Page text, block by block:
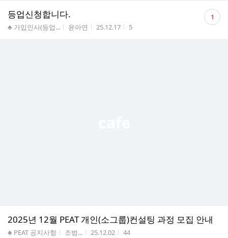
등업신청합니다.
게시판명
♣ 가입인사(등업... 작성자
윤아연 작성시간
25.12.17 조회수
5
댓
글 1
2025년 12월 PEAT 개인(소그룹)컨설팅 과정 모집 안내
게시판명
♣ PEAT 공지사항 작성자
조범... 작성시간
25.12.02 조회수
44